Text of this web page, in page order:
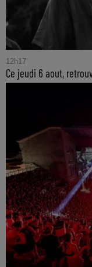
12h17
Ce jeudi 6 aout,